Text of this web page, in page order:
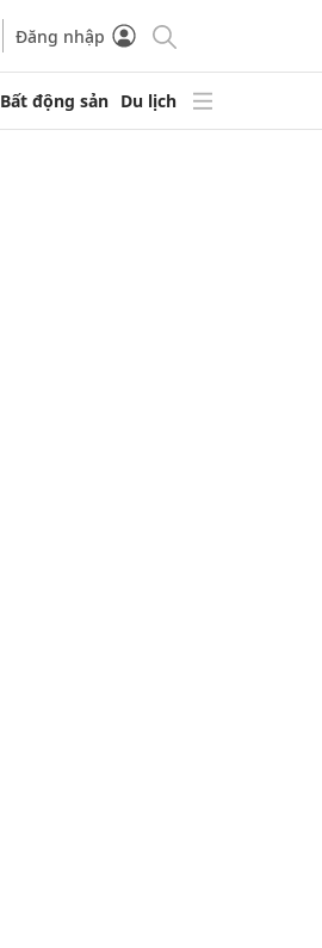
Đăng nhập
Bất động sản Du lịch